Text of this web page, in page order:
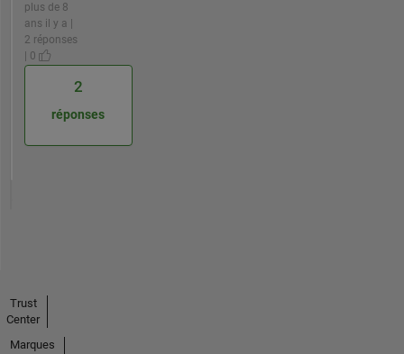
plus de 8
ans il y a |
2 réponses
| 0
2
réponses
Trust
Center
Marques